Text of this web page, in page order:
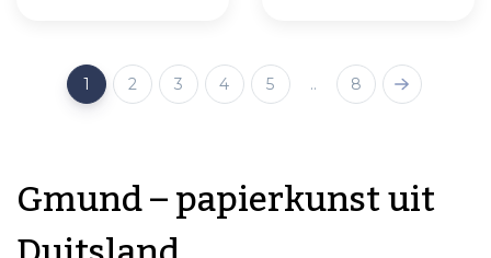
1 2 3 4 5 .. 8
Gmund – papierkunst uit